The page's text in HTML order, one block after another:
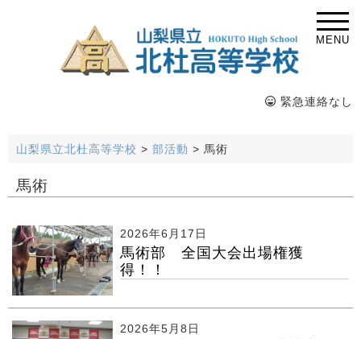
MENU
緊急連絡なし
山梨県立北杜高等学校 > 部活動 > 馬術
馬術
2026年6月17日
馬術部 全国大会出場権獲
得！！
2026年5月8日